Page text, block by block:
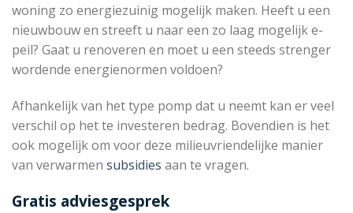
woning zo energiezuinig mogelijk maken. Heeft u een
nieuwbouw en streeft u naar een zo laag mogelijk e-
peil? Gaat u renoveren en moet u een steeds strenger
wordende energienormen voldoen?
Afhankelijk van het type pomp dat u neemt kan er veel
verschil op het te investeren bedrag. Bovendien is het
ook mogelijk om voor deze milieuvriendelijke manier
van verwarmen subsidies aan te vragen.
Gratis adviesgesprek